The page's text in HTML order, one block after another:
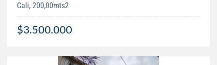
Cali, 200,00mts2
$3.500.000